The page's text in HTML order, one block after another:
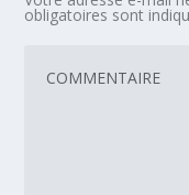
obligatoires sont